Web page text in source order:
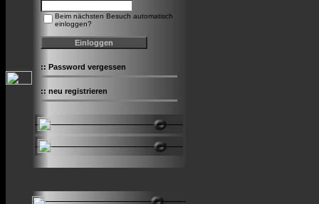
Beim nächsten Besuch automatisch
einloggen?
:: Password vergessen
:: neu registrieren